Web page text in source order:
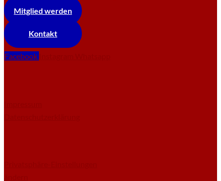
Mitglied werden
Kontakt
Facebook